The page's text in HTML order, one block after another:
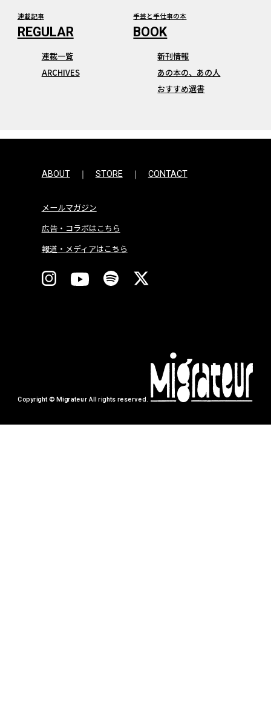
連載記事
連載一覧
ARCHIVES
手芸と手仕事の本
新刊情報
あの本の、あの人
おすすめ選書
ABOUT STORE CONTACT
メールマガジン
広告・コラボはこちら
報道・メディアはこちら
Copyright © Migrateur All rights reserved.